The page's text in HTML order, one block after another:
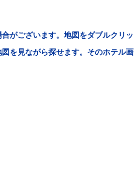
がございます。地図をダブルクリ
を見ながら探せます。そのホテル